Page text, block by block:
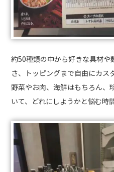
約50種類の中から好きな具材や
さ、トッピングまで自由にカス
野菜やお肉、海鮮はもちろん、
いて、どれにしようかと悩む時